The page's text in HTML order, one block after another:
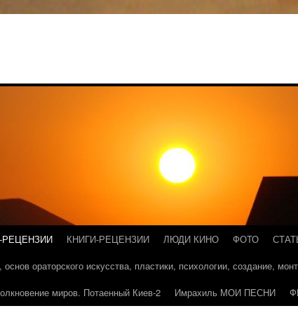
РЕЦЕНЗИИ КНИГИ-РЕЦЕНЗИИ ЛЮДИ КИНО ФОТО
ораторского искусства, пластики, психологии, создание,
миров. Потаенный Киев-2 Имрахиль МОИ ПЕСНИ